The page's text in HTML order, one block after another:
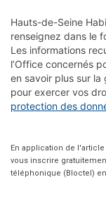
Hauts-de-Seine
renseignez dans le
Les informations
l’Office concernés
en savoir plus sur la
protection des
En application de
vous inscrire
téléphonique (Bloctel)